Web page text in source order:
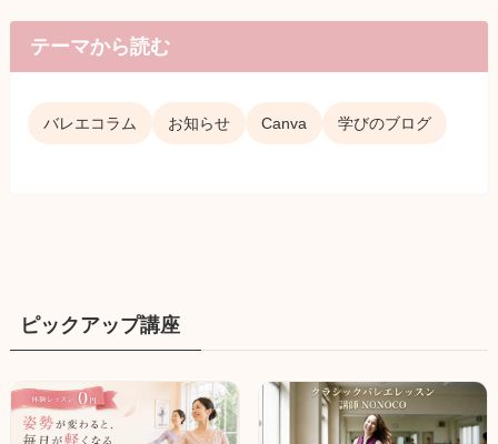
テーマから読む
バレエコラム お知らせ Canva 学びのブログ
ピックアップ講座